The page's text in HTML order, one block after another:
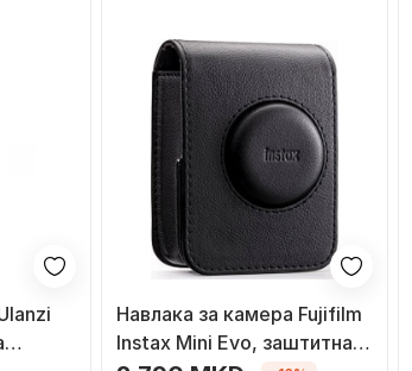
Навлака за камера Fujifilm
Instax Mini Evo, заштитна,